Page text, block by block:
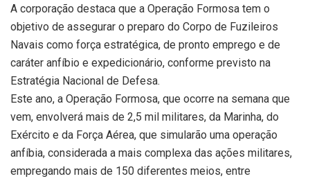
A corporação destaca que a Operação Formosa tem o
objetivo de assegurar o preparo do Corpo de Fuzileiros
Navais como força estratégica, de pronto emprego e de
caráter anfíbio e expedicionário, conforme previsto na
Estratégia Nacional de Defesa.
Este ano, a Operação Formosa, que ocorre na semana que
vem, envolverá mais de 2,5 mil militares, da Marinha, do
Exército e da Força Aérea, que simularão uma operação
anfíbia, considerada a mais complexa das ações militares,
empregando mais de 150 diferentes meios, entre